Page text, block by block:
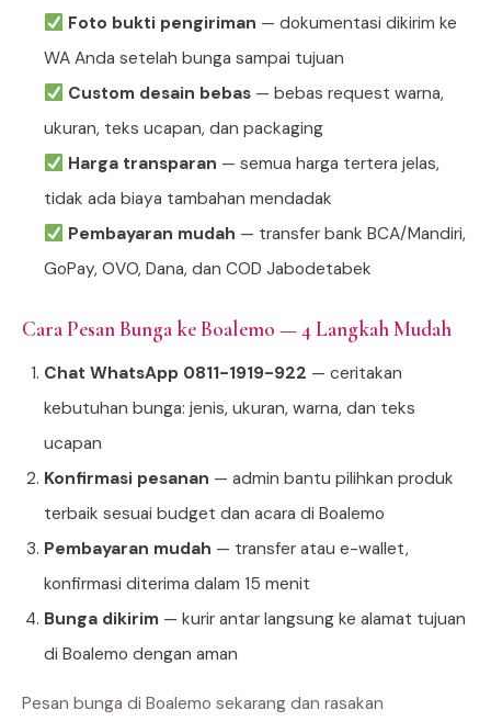
Foto bukti pengiriman — dokumentasi dikirim ke
WA Anda setelah bunga sampai tujuan
Custom desain bebas— bebas request warna,
ukuran, teks ucapan, dan packaging
Harga transparan — semua harga tertera jelas,
tidak ada biaya tambahan mendadak
Pembayaran mudah — transfer bank BCA/Mandiri,
GoPay, OVO, Dana, dan COD Jabodetabek
Cara Pesan Bunga ke Boalemo — 4 Langkah Mudah
Chat WhatsApp 0811-1919-922 — ceritakan
kebutuhan bunga: jenis, ukuran, warna, dan teks
ucapan
Konfirmasi pesanan — admin bantu pilihkan produk
terbaik sesuai budget dan acara di Boalemo
Pembayaran mudah — transfer atau e-wallet,
konfirmasi diterima dalam 15 menit
Bunga dikirim — kurir antar langsung ke alamat tujuan
di Boalemo dengan aman
Pesan bunga di Boalemo sekarang dan rasakan